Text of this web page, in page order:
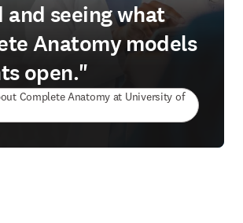
and seeing what
Anatomy models
open."
Complete Anatomy at University of